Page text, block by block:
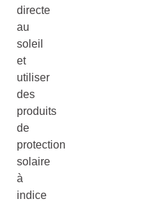
directe
au
soleil
et
utiliser
des
produits
de
protection
solaire
à
indice